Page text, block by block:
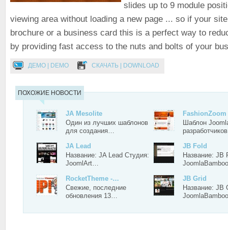
slides up to 9 module
viewing area without loading a new page ... so if your
brochure or a business card this is a perfect way to
by providing fast access to the nuts and bolts of your
ДЕМО | DEMO СКАЧАТЬ | DOWNLOAD
ПОХОЖИЕ НОВОСТИ
JA Mesolite
Один из лучших шаблонов
для создания…
Шаблон
JA Lead
Название: JA Lead Студия:
JoomlArt…
JB Fold
Название: JB
RocketTheme -…
Свежие, последние
обновления 13…
JB Grid
Название: JB